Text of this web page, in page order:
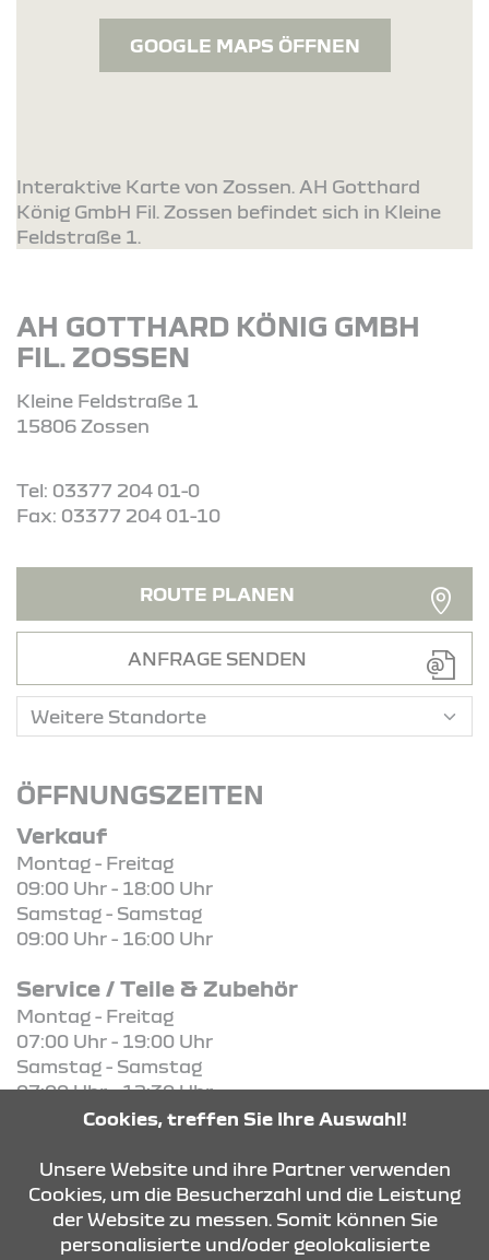
GOOGLE MAPS ÖFFNEN
Interaktive Karte von Zossen. AH Gotthard
König GmbH Fil. Zossen befindet sich in Kleine
Feldstraße 1.
AH GOTTHARD KÖNIG GMBH
FIL. ZOSSEN
Kleine Feldstraße 1
15806 Zossen
Tel: 03377 204 01-0
Fax: 03377 204 01-10
ROUTE PLANEN
ANFRAGE SENDEN
ÖFFNUNGSZEITEN
Verkauf
Montag - Freitag
09:00 Uhr - 18:00 Uhr
Samstag - Samstag
09:00 Uhr - 16:00 Uhr
Service / Teile & Zubehör
Montag - Freitag
07:00 Uhr - 19:00 Uhr
Samstag - Samstag
07:00 Uhr - 12:30 Uhr
KONTAKT & ANFAHRT
Cookies, treffen Sie Ihre Auswahl!
Unsere Website und ihre Partner verwenden
Cookies, um die Besucherzahl und die Leistung
der Website zu messen. Somit können Sie
personalisierte und/oder geolokalisierte